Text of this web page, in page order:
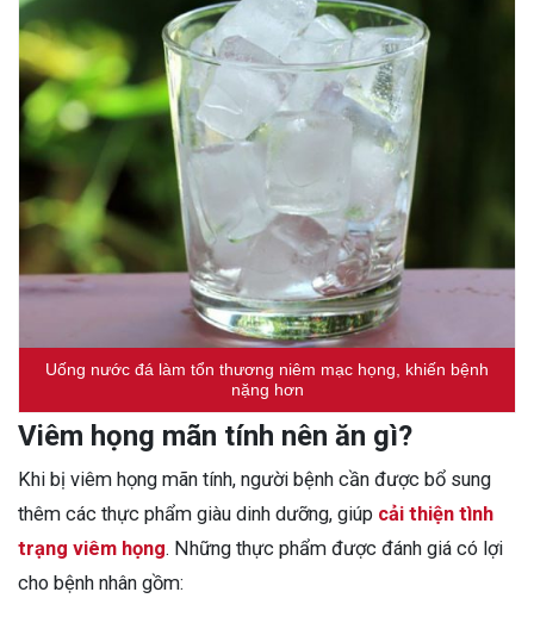
Uống nước đá làm tổn thương niêm mạc họng, khiến bệnh
nặng hơn
Viêm họng mãn tính nên ăn gì?
Khi bị viêm họng mãn tính, người bệnh cần được bổ sung
thêm các thực phẩm giàu dinh dưỡng, giúp cải thiện tình
trạng viêm họng. Những thực phẩm được đánh giá có lợi
cho bệnh nhân gồm: